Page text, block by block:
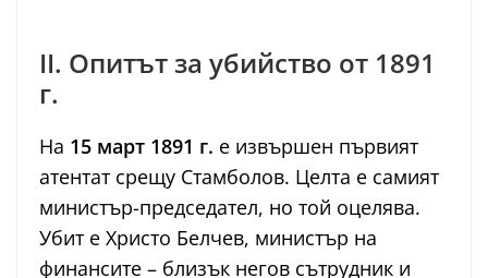
II. Опитът за убийство от 1891
г.
На 15 март 1891 г. е извършен първият
атентат срещу Стамболов. Целта е самият
министър-председател, но той оцелява.
Убит е Христо Белчев, министър на
финансите – близък негов сътрудник и